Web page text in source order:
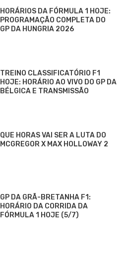
HORÁRIOS DA FÓRMULA 1 HOJE:
PROGRAMAÇÃO COMPLETA DO
GP DA HUNGRIA 2026
TREINO CLASSIFICATÓRIO F1
HOJE: HORÁRIO AO VIVO DO GP DA
BÉLGICA E TRANSMISSÃO
QUE HORAS VAI SER A LUTA DO
MCGREGOR X MAX HOLLOWAY 2
GP DA GRÃ-BRETANHA F1:
HORÁRIO DA CORRIDA DA
FÓRMULA 1 HOJE (5/7)